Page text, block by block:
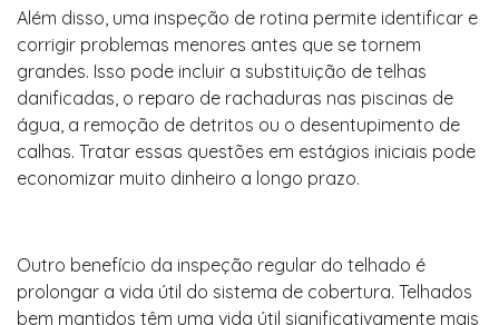
Além disso, uma inspeção de rotina permite identificar e
corrigir problemas menores antes que se tornem
grandes. Isso pode incluir a substituição de telhas
danificadas, o reparo de rachaduras nas piscinas de
água, a remoção de detritos ou o desentupimento de
calhas. Tratar essas questões em estágios iniciais pode
economizar muito dinheiro a longo prazo.
Outro benefício da inspeção regular do telhado é
prolongar a vida útil do sistema de cobertura. Telhados
bem mantidos têm uma vida útil significativamente mais